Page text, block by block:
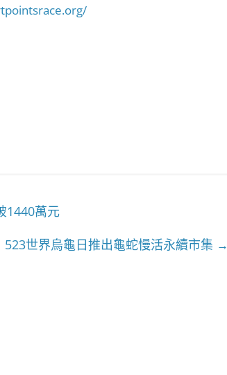
1440萬元
世界烏龜日推出龜蛇慢活永續市集 →